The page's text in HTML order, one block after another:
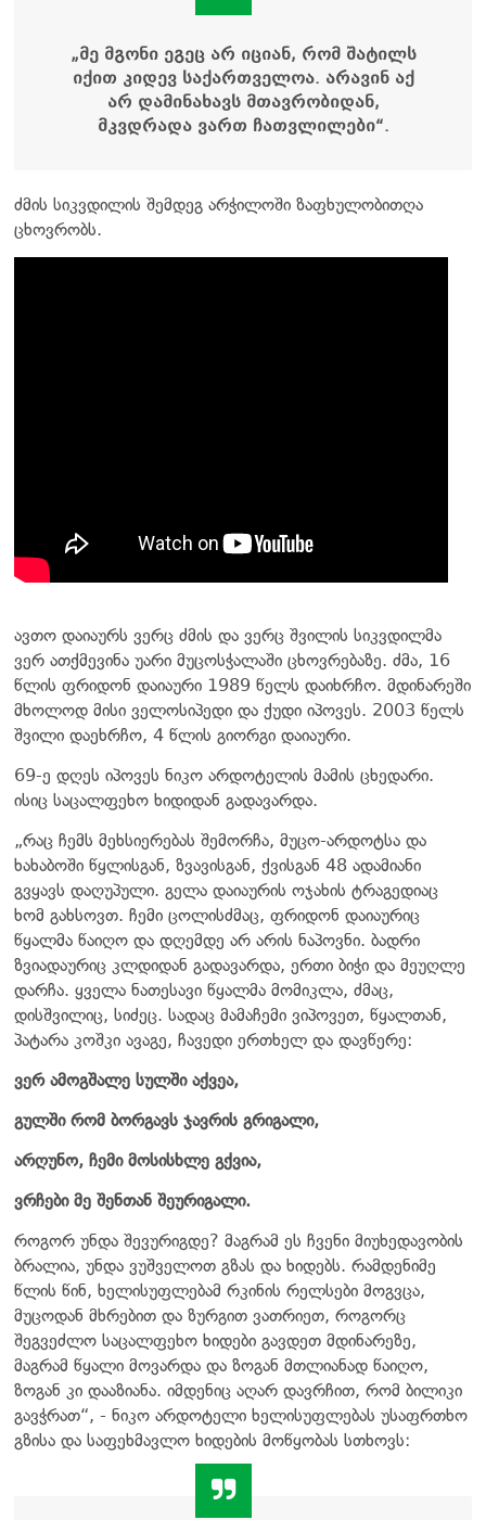
„მე მგონი ეგეც არ იციან, რომ შატილს
იქით კიდევ საქართველოა. არავინ აქ
არ დამინახავს მთავრობიდან,
მკვდრადა ვართ ჩათვლილები“.
ძმის სიკვდილის შემდეგ არჭილოში ზაფხულობითღა
ცხოვრობს.
ავთო დაიაურს ვერც ძმის და ვერც შვილის სიკვდილმა
ვერ ათქმევინა უარი მუცოსჭალაში ცხოვრებაზე. ძმა, 16
წლის ფრიდონ დაიაური 1989 წელს დაიხრჩო. მდინარეში
მხოლოდ მისი ველოსიპედი და ქუდი იპოვეს. 2003 წელს
შვილი დაეხრჩო, 4 წლის გიორგი დაიაური.
69-ე დღეს იპოვეს ნიკო არდოტელის მამის ცხედარი.
ისიც საცალფეხო ხიდიდან გადავარდა.
„რაც ჩემს მეხსიერებას შემორჩა, მუცო-არდოტსა და
ხახაბოში წყლისგან, ზვავისგან, ქვისგან 48 ადამიანი
გვყავს დაღუპული. გელა დაიაურის ოჯახის ტრაგედიაც
ხომ გახსოვთ. ჩემი ცოლისძმაც, ფრიდონ დაიაურიც
წყალმა წაიღო და დღემდე არ არის ნაპოვნი. ბადრი
ზვიადაურიც კლდიდან გადავარდა, ერთი ბიჭი და მეუღლე
დარჩა. ყველა ნათესავი წყალმა მომიკლა, ძმაც,
დისშვილიც, სიძეც. სადაც მამაჩემი ვიპოვეთ, წყალთან,
პატარა კოშკი ავაგე, ჩავედი ერთხელ და დავწერე:
ვერ ამოგშალე სულში აქვეა,
გულში რომ ბორგავს ჯავრის გრიგალი,
არღუნო, ჩემი მოსისხლე გქვია,
ვრჩები მე შენთან შეურიგალი.
როგორ უნდა შევურიგდე? მაგრამ ეს ჩვენი მიუხედავობის
ბრალია, უნდა ვუშველოთ გზას და ხიდებს. რამდენიმე
წლის წინ, ხელისუფლებამ რკინის რელსები მოგვცა,
მუცოდან მხრებით და ზურგით ვათრიეთ, როგორც
შეგვეძლო საცალფეხო ხიდები გავდეთ მდინარეზე,
მაგრამ წყალი მოვარდა და ზოგან მთლიანად წაიღო,
ზოგან კი დააზიანა. იმდენიც აღარ დავრჩით, რომ ბილიკი
გავჭრათ“, - ნიკო არდოტელი ხელისუფლებას უსაფრთხო
გზისა და საფეხმავლო ხიდების მოწყობას სთხოვს: